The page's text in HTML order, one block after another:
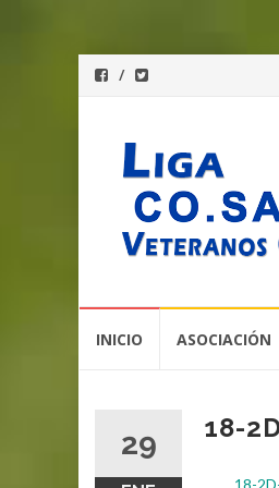
INICIO ASOCIACIÓN
29 18-
18-